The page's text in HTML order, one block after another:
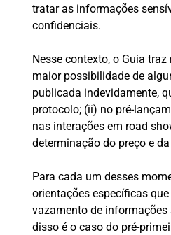
tratar as informações
confidenciais.
Nesse contexto, o Guia
maior possibilidade de
publicada indevidamente,
protocolo; (ii) no pré-
nas interações em road
determinação do preço e
Para cada um desses
orientações específicas
vazamento de informações
disso é o caso do pré-